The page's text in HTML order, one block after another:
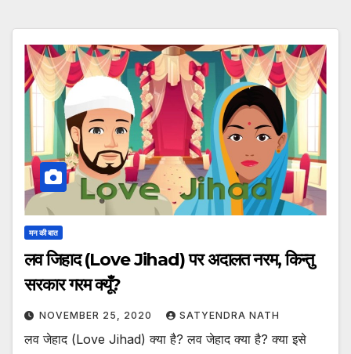
मन की बात
लव जिहाद (Love Jihad) पर अदालत नरम, किन्तु
सरकार गरम क्यूँ?
NOVEMBER 25, 2020 SATYENDRA NATH
लव जेहाद (Love Jihad) क्या है? लव जेहाद क्या है? क्या इसे